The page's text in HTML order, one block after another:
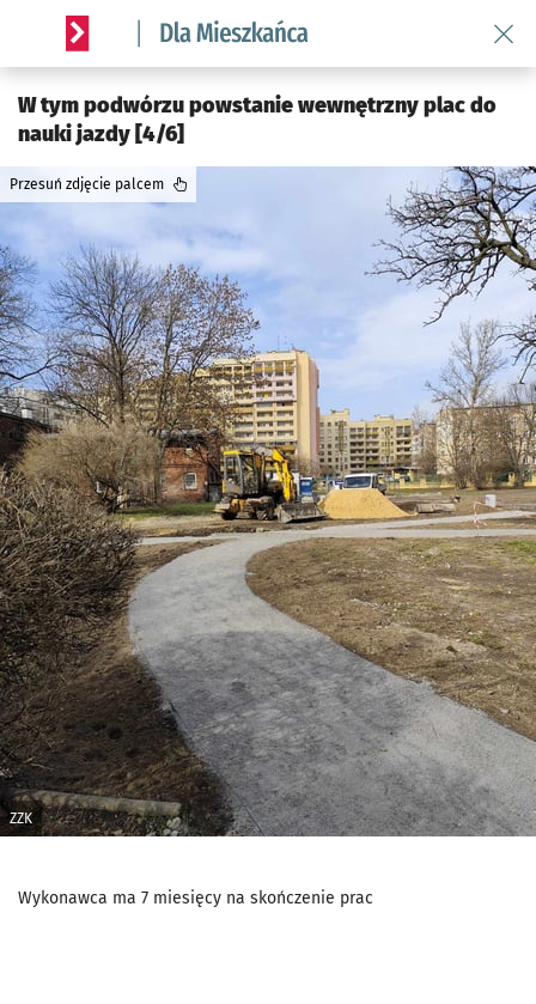
Serwis informacyjny wroclaw.pl podserwis: Dla mieszkańca
W tym podwórzu powstanie wewnętrzny plac do
nauki jazdy [4/6]
ZZK
Przesuń zdjęcie palcem
Wykonawca ma 7 miesięcy na skończenie prac